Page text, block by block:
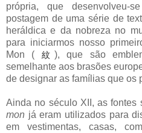
própria, que desenvolveu-
postagem de uma série de
heráldica e da nobreza no
para iniciarmos nosso
Mon (
紋 ), que são
semelhante aos brasões
de designar as famílias que os
Ainda no século XII, as fontes
mon já eram utilizados para
em vestimentas, casas,